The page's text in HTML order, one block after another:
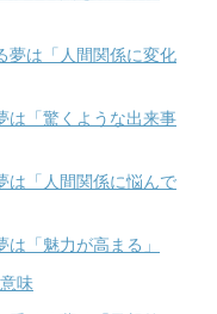
夢は「人間関係に変化
は「驚くような出来事
は「人間関係に悩んで
「魅力が高まる」
味